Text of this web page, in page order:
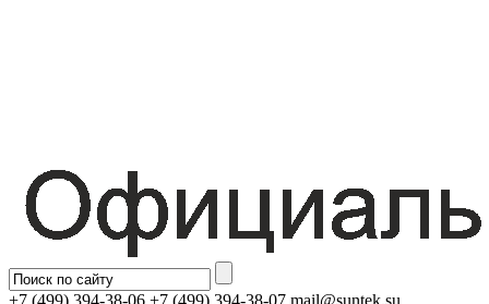
+7 (499) 394-38-06 +7 (499) 394-38-07 mail@suntek.su